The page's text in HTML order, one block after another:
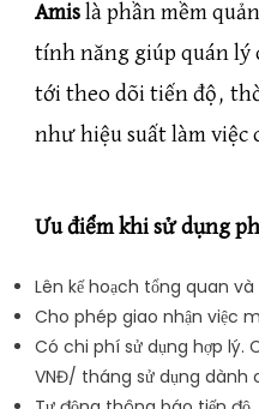
Amislà phần mềm
tính năng giúp quán lý
tới theo dõi tiến độ,
như hiệu suất làm việc
Ưu điểm khi sử dụng
Lên kế hoạch tổng quan
Cho phép giao nhận việc
Có chi phí sử dụng hợp lý.
VNĐ/ tháng sử dụng dành